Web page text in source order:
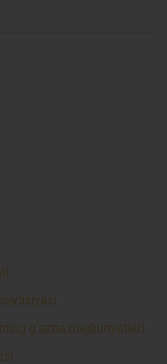
g’azna majburiyatlari